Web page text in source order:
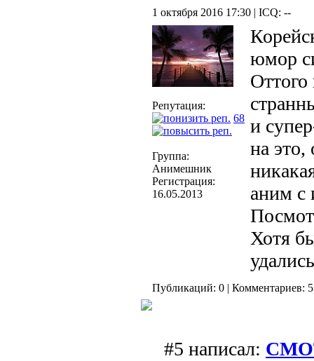
1 октября 2016 17:30 | ICQ: --
Репутация:
68
Группа:
Анимешник
Регистрация:
16.05.2013
юмор
и
на
аним с
Хотя
удалис
Публикаций: 0 | Комментариев:
#5 написал: